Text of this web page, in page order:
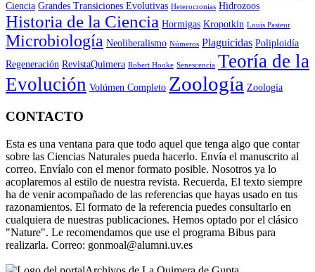
Ciencia Grandes Transiciones Evolutivas Heterocronias Hidrozoos
Historia de la Ciencia Hormigas Kropotkin Louis Pasteur
Microbiología Neoliberalismo Números Plaguicidas Poliploidía
Regeneración RevistaQuimera Robert Hooke Senescencia Teoría de la
Evolución Volúmen Completo Zoología Zoología
CONTACTO
Esta es una ventana para que todo aquel que tenga algo que contar
sobre las Ciencias Naturales pueda hacerlo. Envía el manuscrito al
correo. Envíalo con el menor formato posible. Nosotros ya lo
acoplaremos al estilo de nuestra revista. Recuerda, El texto siempre
ha de venir acompañado de las referencias que hayas usado en tus
razonamientos. El formato de la referencia puedes consultarlo en
cualquiera de nuestras publicaciones. Hemos optado por el clásico
"Nature". Le recomendamos que use el programa Bibus para
realizarla. Correo: gonmoal@alumni.uv.es